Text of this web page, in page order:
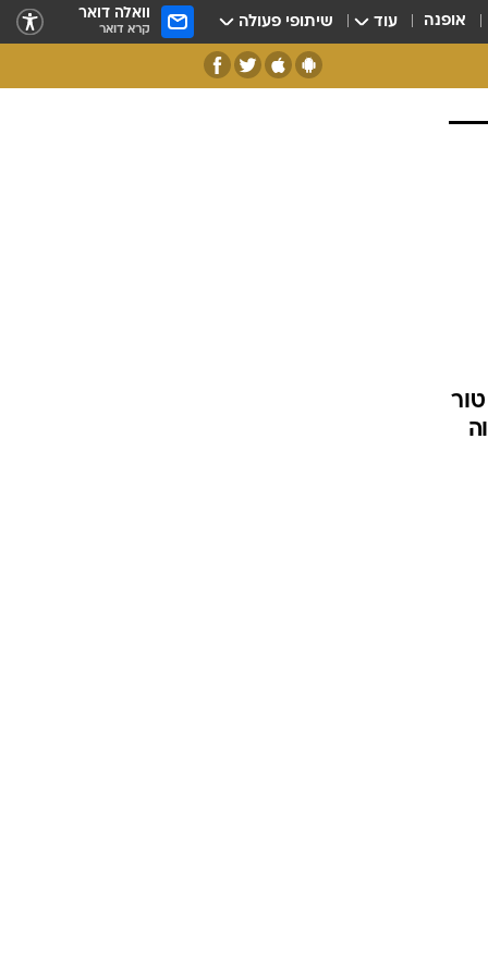
אופנה עוד שיתופי פעולה וואלה דואר
קרא דואר